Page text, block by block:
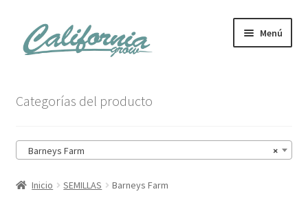
al
contenido
Menú
Carrito
Mi cuenta
Categorías del producto
×
Barneys Farm
Inicio SEMILLAS Barneys Farm